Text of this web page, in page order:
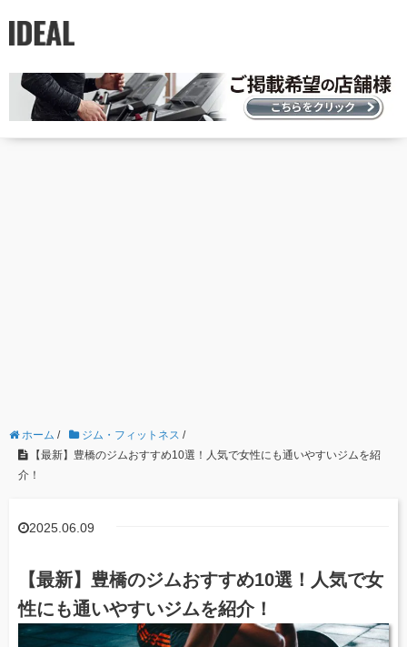
ホーム / ジム・フィットネス /
【最新】豊橋のジムおすすめ10選！人気で女性にも通いやすいジムを紹
介！
2025.06.09
【最新】豊橋のジムおすすめ10選！人気で女
性にも通いやすいジムを紹介！